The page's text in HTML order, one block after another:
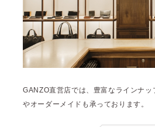
GANZO直営店では、豊富なラインナ
やオーダーメイドも承っております。